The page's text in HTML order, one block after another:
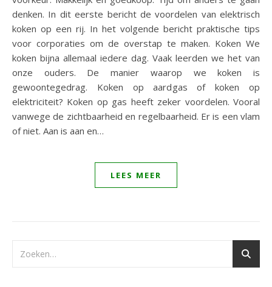
denken. In dit eerste bericht de voordelen van elektrisch
koken op een rij. In het volgende bericht praktische tips
voor corporaties om de overstap te maken. Koken We
koken bijna allemaal iedere dag. Vaak leerden we het van
onze ouders. De manier waarop we koken is
gewoontegedrag. Koken op aardgas of koken op
elektriciteit? Koken op gas heeft zeker voordelen. Vooral
vanwege de zichtbaarheid en regelbaarheid. Er is een vlam
of niet. Aan is aan en…
LEES MEER